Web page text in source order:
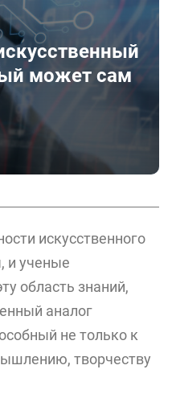
может сам
искусственного
и ученые
область знаний,
аналог
не только к
творчеству